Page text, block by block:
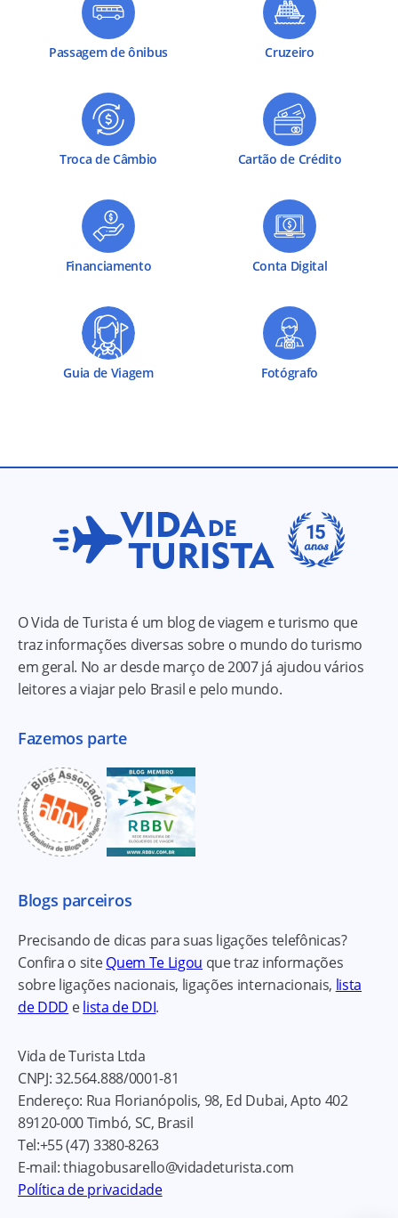
Passagem de ônibus Cruzeiro
Troca de Câmbio Cartão de Crédito
Financiamento Conta Digital
Guia de Viagem Fotógrafo
O Vida de Turista é um blog de viagem e turismo que
traz informações diversas sobre o mundo do turismo
em geral. No ar desde março de 2007 já ajudou vários
leitores a viajar pelo Brasil e pelo mundo.
Fazemos parte
Blogs parceiros
Precisando de dicas para suas ligações telefônicas?
Confira o siteQuem Te Ligou que traz informações
sobre ligações nacionais, ligações internacionais, lista
de DDD elista de DDI.
Vida de Turista Ltda
CNPJ:32.564.888/0001-81
Endereço: Rua Florianópolis, 98, Ed Dubai, Apto 402
89120-000Timbó, SC, Brasil
Tel:+55 (47) 3380-8263
E-mail:thiagobusarello@vidadeturista.com
Política de privacidade